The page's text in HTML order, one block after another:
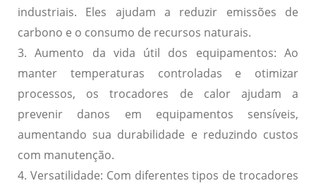
industriais. Eles ajudam a reduzir emissões de
carbono e o consumo de recursos naturais.
3. Aumento da vida útil dos equipamentos: Ao
manter temperaturas controladas e otimizar
processos, os trocadores de calor ajudam a
prevenir danos em equipamentos sensíveis,
aumentando sua durabilidade e reduzindo custos
com manutenção.
4. Versatilidade: Com diferentes tipos de trocadores